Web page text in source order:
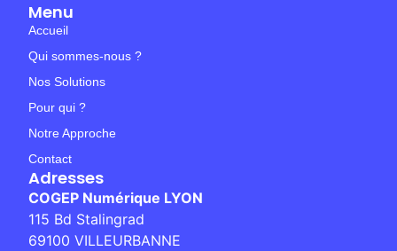
Menu
Accueil
Qui sommes-nous ?
Nos Solutions
Pour qui ?
Notre Approche
Contact
Adresses
COGEP Numérique LYON
115 Bd Stalingrad
69100 VILLEURBANNE